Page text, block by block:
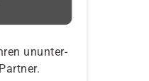
ununter-